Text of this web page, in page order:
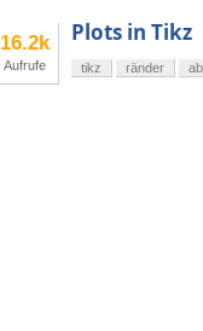
16.2k
Aufrufe
Plots in Tikz
tikz ränder